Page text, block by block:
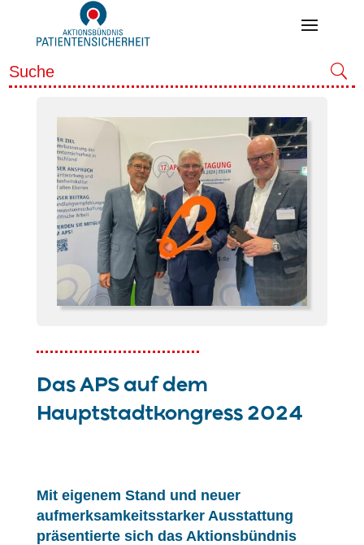
Das APS auf dem
Hauptstadtkongress 2024
Mit eigenem Stand und neuer
aufmerksamkeitsstarker Ausstattung
präsentierte sich das Aktionsbündnis